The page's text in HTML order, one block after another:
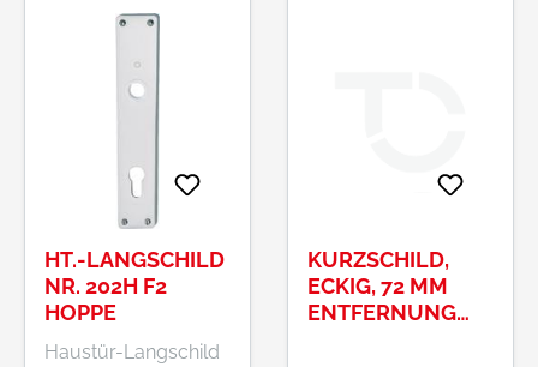
HT.-LANGSCHILD
NR. 202H F2
HOPPE
Haustür-Langschild
KURZSCHILD,
ECKIG, 72 MM
ENTFERNUNG